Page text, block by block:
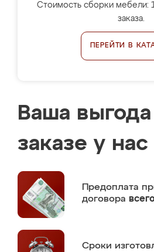
Стоимость сборки мебели:
заказа.
ПЕРЕЙТИ В
Ваша
заказе у нас
Предоплата
договора
Сроки